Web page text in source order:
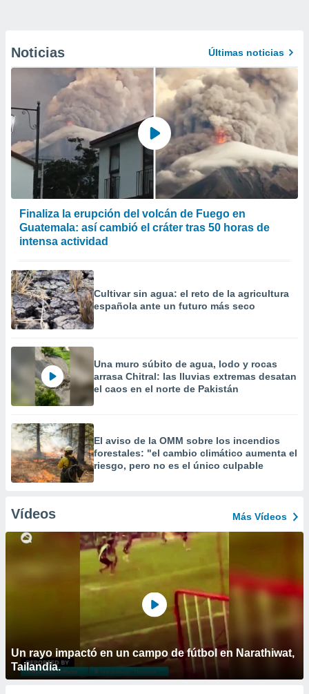
Noticias Últimas noticias
Finaliza la erupción del volcán de Fuego en
Guatemala: así cambió el cráter tras 50 horas de
intensa actividad
Cultivar sin agua: el reto de la agricultura
española ante un futuro más seco
Una muro súbito de agua, lodo y rocas
arrasa Chitral: las lluvias extremas desatan
el caos en el norte de Pakistán
El aviso de la OMM sobre los incendios
forestales: "el cambio climático aumenta el
riesgo, pero no es el único culpable
Vídeos Más Vídeos
Un rayo impactó en un campo de fútbol en Narathiwat,
Tailandia.